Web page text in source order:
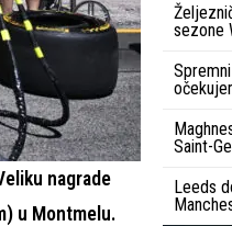
nagrade
u Montmelu.
sezone
Saint-
Leeds